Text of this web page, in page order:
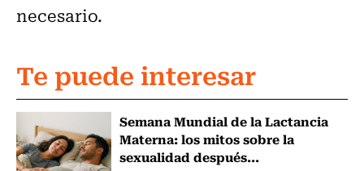
necesario.
Te puede interesar
Semana Mundial de la Lactancia
Materna: los mitos sobre la
sexualidad después...